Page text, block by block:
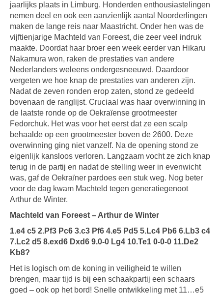
jaarlijks plaats in Limburg. Honderden enthousiastelingen
nemen deel en ook een aanzienlijk aantal Noorderlingen
maken de lange reis naar Maastricht. Onder hen was de
vijftienjarige Machteld van Foreest, die zeer veel indruk
maakte. Doordat haar broer een week eerder van Hikaru
Nakamura won, raken de prestaties van andere
Nederlanders weleens ondergesneeuwd. Daardoor
vergeten we hoe knap de prestaties van anderen zijn.
Nadat de zeven ronden erop zaten, stond ze gedeeld
bovenaan de ranglijst. Cruciaal was haar overwinning in
de laatste ronde op de Oekraïense grootmeester
Fedorchuk. Het was voor het eerst dat ze een scalp
behaalde op een grootmeester boven de 2600. Deze
overwinning ging niet vanzelf. Na de opening stond ze
eigenlijk kansloos verloren. Langzaam vocht ze zich knap
terug in de partij en nadat de stelling weer in evenwicht
was, gaf de Oekraïner pardoes een stuk weg. Nog beter
voor de dag kwam Machteld tegen generatiegenoot
Arthur de Winter.
Machteld van Foreest – Arthur de Winter
1.e4 c5 2.Pf3 Pc6 3.c3 Pf6 4.e5 Pd5 5.Lc4 Pb6 6.Lb3 c4
7.Lc2 d5 8.exd6 Dxd6 9.0-0 Lg4 10.Te1 0-0-0 11.De2
Kb8?
Het is logisch om de koning in veiligheid te willen
brengen, maar tijd is bij een schaakpartij een schaars
goed – ook op het bord! Snelle ontwikkeling met 11…e5